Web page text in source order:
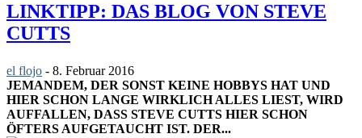
LINKTIPP: DAS BLOG VON STEVE
CUTTS
el flojo - 8. Februar 2016
JEMANDEM, DER SONST KEINE HOBBYS HAT UND
HIER SCHON LANGE WIRKLICH ALLES LIEST, WIRD
AUFFALLEN, DASS STEVE CUTTS HIER SCHON
ÖFTERS AUFGETAUCHT IST. DER...